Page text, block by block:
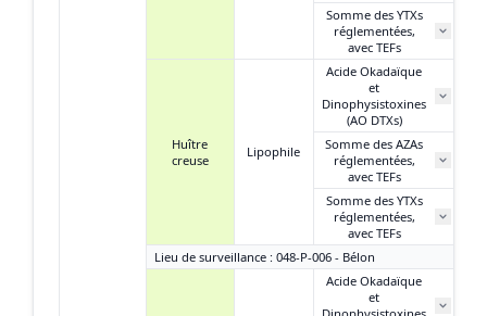
Somme des YTXs
réglementées,
avec TEFs
Huître
creuse
Lipophile
Acide Okadaïque
et
Dinophysistoxines
(AO DTXs)
Somme des AZAs
réglementées,
avec TEFs
Somme des YTXs
réglementées,
avec TEFs
Lieu de surveillance : 048-P-006 - Bélon
Acide Okadaïque
et